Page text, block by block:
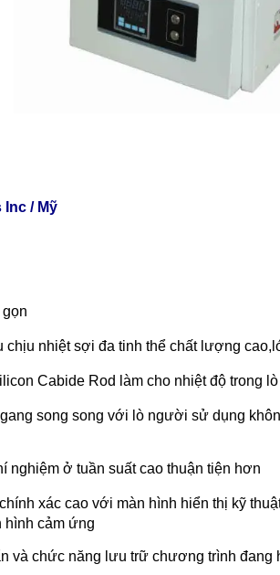
Inc / Mỹ
chịu nhiệt sợi đa tinh thể chất lượng
Cabide Rod làm cho nhiệt độ trong
song song với lò người sử dụng
nghiệm ở tuần suất cao thuận tiện hơn
xác cao với màn hình hiển thị kỹ
hình cảm ứng
và chức năng lưu trữ chương trình đang